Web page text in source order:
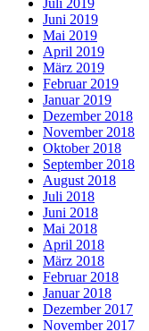
Juni 2019
Mai 2019
April 2019
März 2019
Februar 2019
Januar 2019
Dezember 2018
November 2018
Oktober 2018
September 2018
August 2018
Juli 2018
Juni 2018
Mai 2018
April 2018
März 2018
Februar 2018
Januar 2018
Dezember 2017
November 2017